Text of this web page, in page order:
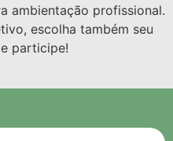
ambientação profissional.
escolha também seu
participe!